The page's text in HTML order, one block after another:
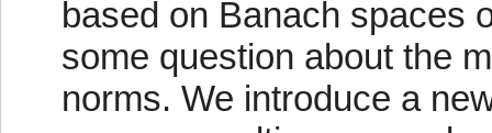
based on Banach spaces
some question about the
norms. We introduce a